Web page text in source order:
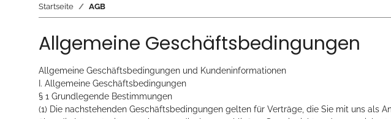
Startseite AGB
Allgemeine Geschäftsbedingungen
Allgemeine Geschäftsbedingungen und Kundeninformationen
I. Allgemeine Geschäftsbedingungen
§ 1 Grundlegende Bestimmungen
(1) Die nachstehenden Geschäftsbedingungen gelten für Verträge, die Sie mit uns als